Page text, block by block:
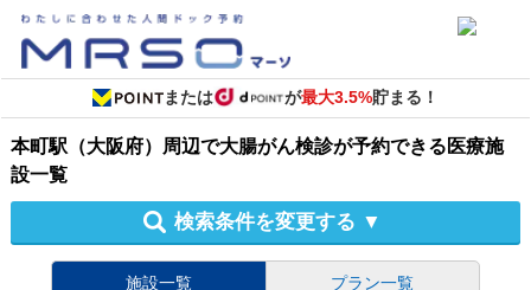
または が最大3.5%貯まる！
本町駅（大阪府）周辺で大腸がん検診が予約できる医療施
設一覧
検索条件を変更する ▼
施設一覧 プラン一覧